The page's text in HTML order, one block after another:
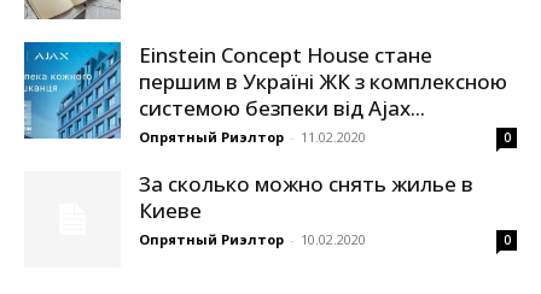
Einstein Concept House стане
першим в Україні ЖК з комплексною
системою безпеки від Ajax...
Опрятный Риэлтор - 11.02.2020 0
За сколько можно снять жилье в
Киеве
Опрятный Риэлтор - 10.02.2020 0